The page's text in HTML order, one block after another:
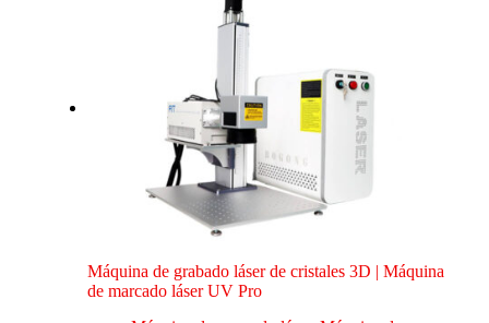
Máquina de grabado láser de cristales 3D | Máquina
de marcado láser UV Pro